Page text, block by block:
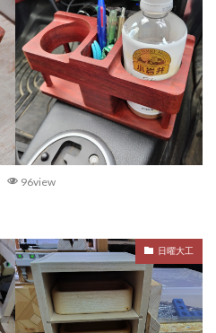
96view
日曜大工